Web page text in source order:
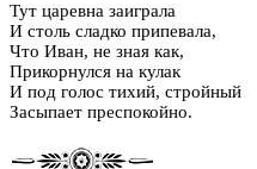
Тут царевна заиграла
И столь сладко припевала,
Что Иван, не зная как,
Прикорнулся на кулак
И под голос тихий, стройный
Засыпает преспокойно.